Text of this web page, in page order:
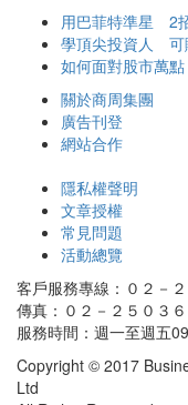
用巴菲特準星 2
學頂尖投資人 可
如何面對股市萬
關於商周集團
廣告刊登
網站合作
隱私權聲明
文章授權
常見問題
活動總覽
客戶服務專線：０２－
傳真：０２－２５０３
服務時間：週一至週五
Copyright © 2017
Ltd